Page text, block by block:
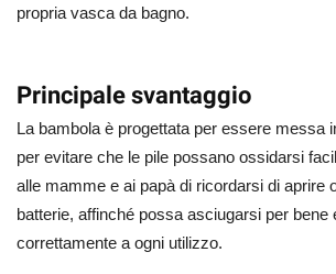
propria vasca da bagno.
Principale svantaggio
La bambola è progettata per essere messa
per evitare che le pile possano ossidarsi
alle mamme e ai papà di ricordarsi di aprire
batterie, affinché possa asciugarsi per bene
correttamente a ogni utilizzo.